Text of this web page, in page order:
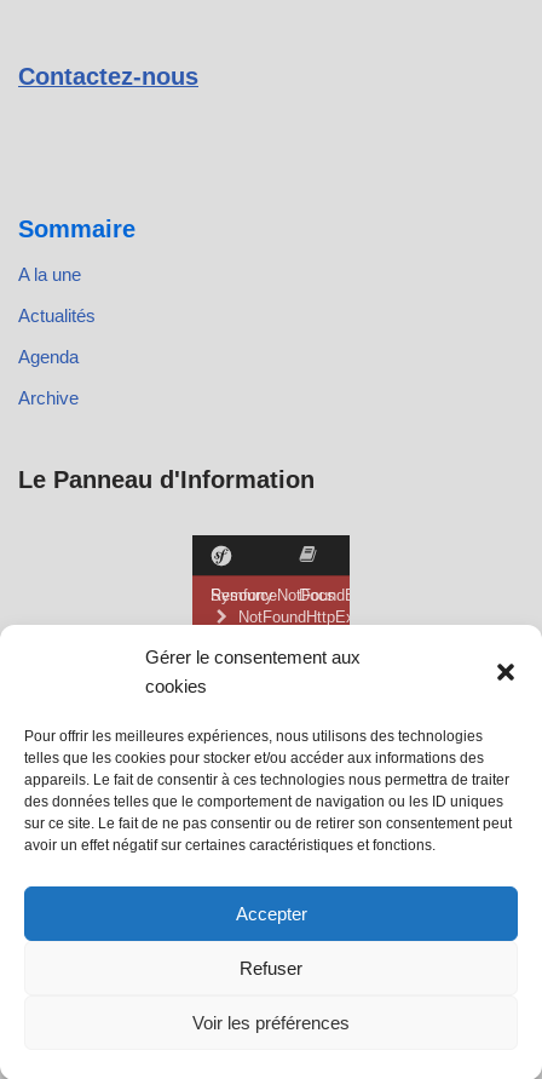
Gérer le consentement aux
cookies
Pour offrir les meilleures expériences, nous utilisons des technologies
telles que les cookies pour stocker et/ou accéder aux informations des
appareils. Le fait de consentir à ces technologies nous permettra de traiter
des données telles que le comportement de navigation ou les ID uniques
sur ce site. Le fait de ne pas consentir ou de retirer son consentement peut
avoir un effet négatif sur certaines caractéristiques et fonctions.
Accepter
Refuser
Voir les préférences
Contactez-nous
Sommaire
A la une
Actualités
Agenda
Archive
Le Panneau d'Information
@ Mairie de Grainville la Teinturière
Site propulsé par Tambour de Ville
@Grainville-la-teinturierementions légales